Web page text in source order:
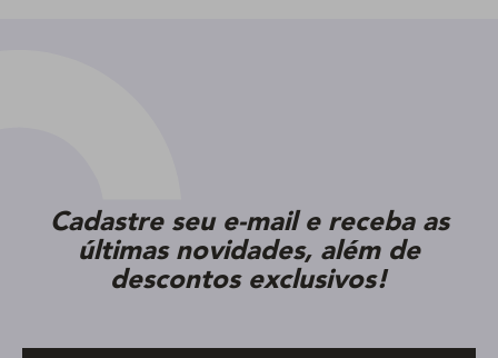
Cadastre seu e-mail e receba as
últimas novidades, além de
descontos exclusivos!